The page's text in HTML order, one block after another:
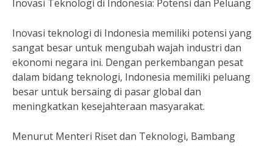
Inovasi Teknologi di Indonesia: Potensi dan Peluang
Inovasi teknologi di Indonesia memiliki potensi yang
sangat besar untuk mengubah wajah industri dan
ekonomi negara ini. Dengan perkembangan pesat
dalam bidang teknologi, Indonesia memiliki peluang
besar untuk bersaing di pasar global dan
meningkatkan kesejahteraan masyarakat.
Menurut Menteri Riset dan Teknologi, Bambang